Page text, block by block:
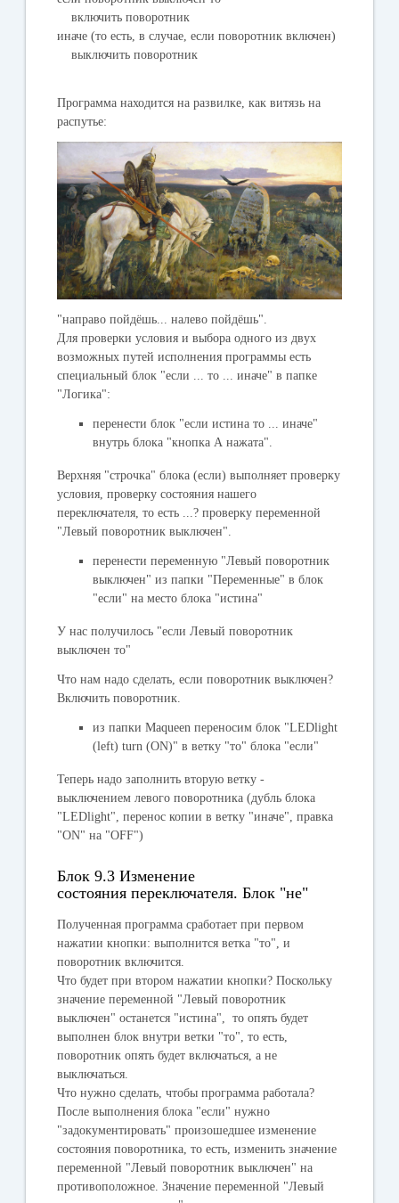
включить поворотник
иначе (то есть, в случае, если поворотник включен)
выключить поворотник
Программа находится на развилке, как витязь на
распутье:
"направо пойдёшь... налево пойдёшь".
Для проверки условия и выбора одного из двух
возможных путей исполнения программы есть
специальный блок "если ... то ... иначе" в папке
"Логика":
перенести блок "если истина то ... иначе"
внутрь блока "кнопка А нажата".
Верхняя "строчка" блока (если) выполняет проверку
условия, проверку состояния нашего
переключателя, то есть ...? проверку переменной
"Левый поворотник выключен".
перенести переменную "Левый поворотник
выключен" из папки "Переменные" в блок
"если" на место блока "истина"
У нас получилось "если Левый поворотник
выключен то"
Что нам надо сделать, если поворотник выключен?
Включить поворотник.
из папкиMaqueen переносим блок "LEDlight
(left) turn (ON)" в ветку "то" блока "если"
Теперь надо заполнить вторую ветку -
выключением левого поворотника (дубль блока
"LEDlight", перенос копии в ветку "иначе", правка
"ON"на "OFF")
Блок 9.3 Изменение
состояния переключателя. Блок "не"
Полученная программа сработает при первом
нажатии кнопки: выполнится ветка "то", и
поворотник включится.
Что будет при втором нажатии кнопки? Поскольку
значение переменной "Левый поворотник
выключен" останется "истина", то опять будет
выполнен блок внутри ветки "то", то есть,
поворотник опять будет включаться, а не
выключаться.
Что нужно сделать, чтобы программа работала?
После выполнения блока "если" нужно
"задокументировать" произошедшее изменение
состояния поворотника, то есть, изменить значение
переменной "Левый поворотник выключен" на
противоположное. Значение переменной "Левый